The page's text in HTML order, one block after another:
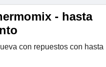
- hasta
con repuestos con hasta